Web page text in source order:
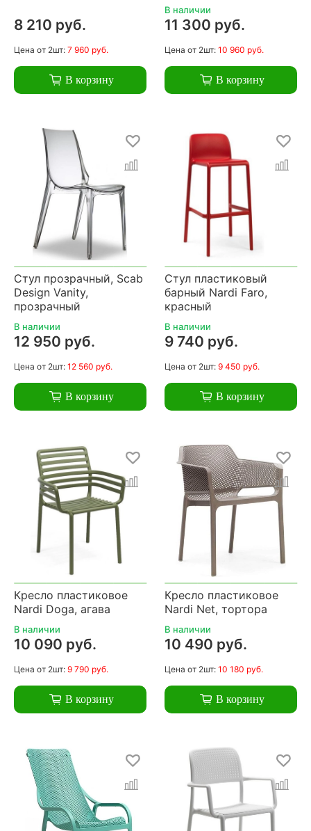
8 210 руб.
Цена от 2шт: 7 960 руб.
В корзину
В наличии
11 300 руб.
Цена от 2шт: 10 960 руб.
В корзину
Стул прозрачный, Scab
Design Vanity,
прозрачный
В наличии
12 950 руб.
Цена от 2шт: 12 560 руб.
В корзину
Стул пластиковый
барный Nardi Faro,
красный
В наличии
9 740 руб.
Цена от 2шт: 9 450 руб.
В корзину
Кресло пластиковое
Nardi Doga, агава
В наличии
10 090 руб.
Цена от 2шт: 9 790 руб.
В корзину
Кресло пластиковое
Nardi Net, тортора
В наличии
10 490 руб.
Цена от 2шт: 10 180 руб.
В корзину